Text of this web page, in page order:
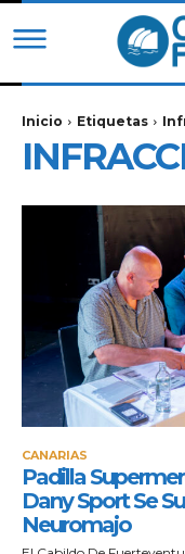
Inicio Etiquetas
CANARIAS
Padilla
Dany Sport Se
Neuromajo